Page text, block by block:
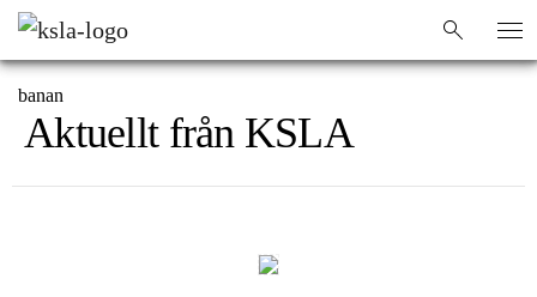
sök
sök
HEM / KSLA /
banan
Aktuellt från KSLA